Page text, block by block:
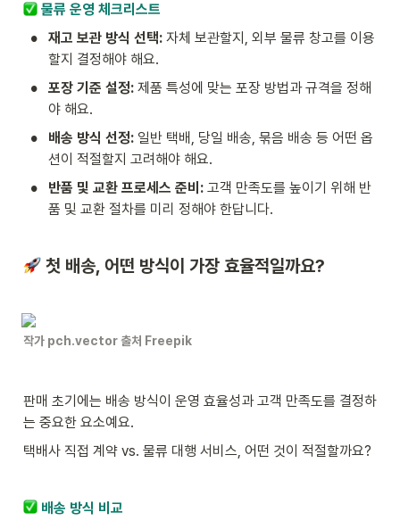
물류 운영 체크리스트
• 재고 보관 방식 선택: 자체 보관할지, 외부 물류 창고를 이용
할지 결정해야 해요.
• 포장 기준 설정: 제품 특성에 맞는 포장 방법과 규격을 정해
야 해요.
• 배송 방식 선정: 일반 택배, 당일 배송, 묶음 배송 등 어떤 옵
션이 적절할지 고려해야 해요.
• 반품 및 교환 프로세스 준비: 고객 만족도를 높이기 위해 반
품 및 교환 절차를 미리 정해야 한답니다.
첫 배송, 어떤 방식이 가장 효율적일까요?
작가 pch.vector 출처 Freepik
판매 초기에는 배송 방식이 운영 효율성과 고객 만족도를 결정하
는 중요한 요소예요.
택배사 직접 계약 vs. 물류 대행 서비스, 어떤 것이 적절할까요?
배송 방식 비교